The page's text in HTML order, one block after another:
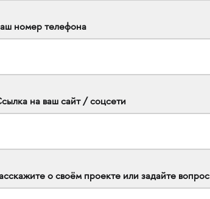
номер телефона
на ваш сайт / соцсети
о своём проекте или задайте вопрос